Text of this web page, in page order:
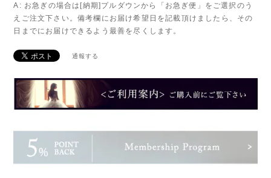
A: お急ぎの場合は[納期]プルダウンから「お急ぎ便」をご選択のう
えご注文下さい。備考欄にお届け希望日を記載頂けましたら、その
日までにお届けできるよう最善を尽くします。
通報する